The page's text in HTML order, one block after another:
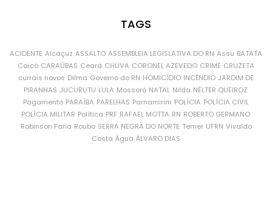
TAGS
ACIDENTE Alcaçuz ASSALTO ASSEMBLEIA LEGISLATIVA DO RN Assu BATATA
Caicó CARAÚBAS Ceará CHUVA CORONEL AZEVEDO CRIME CRUZETA
currais novos Dilma Governo do RN HOMICÍDIO INCÊNDIO JARDIM DE
PIRANHAS JUCURUTU LULA Mossoró NATAL Nilda NÉLTER QUEIROZ
Pagamento PARAÍBA PARELHAS Parnamirim POLÍCIA POLÍCIA CIVIL
POLÍCIA MILITAR Política PRF RAFAEL MOTTA RN ROBERTO GERMANO
Robinson Faria Roubo SERRA NEGRA DO NORTE Temer UFRN Vivaldo
Costa Água ÁLVARO DIAS